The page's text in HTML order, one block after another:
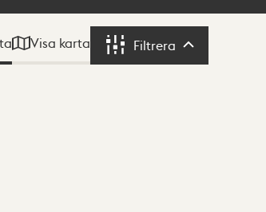
Visa karta Filtrera Filtrera